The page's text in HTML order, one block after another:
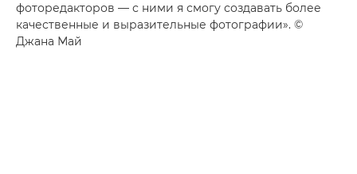
фоторедакторов — с ними я смогу создавать более
качественные и выразительные фотографии». ©
Джана Май